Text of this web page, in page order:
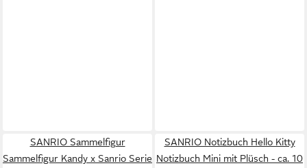
SANRIO Sammelfigur
Sammelfigur Kandy x Sanrio Serie
SANRIO Notizbuch Hello Kitty
Notizbuch Mini mit Plüsch - ca. 10